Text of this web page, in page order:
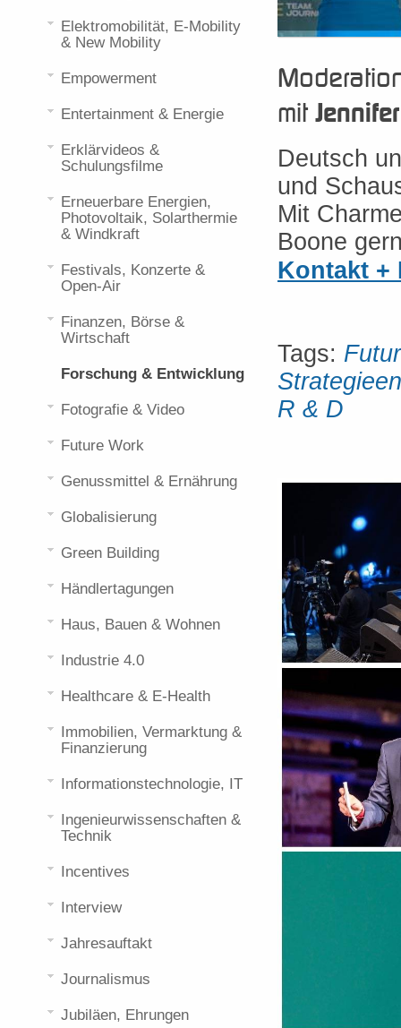
mit
Deutsch
und
Mit
Boone
Kontakt +
Tags:
R & D
Elektromobilität, E-Mobility
& New Mobility
Empowerment
Entertainment & Energie
Erklärvideos &
Schulungsfilme
Erneuerbare Energien,
Photovoltaik, Solarthermie
& Windkraft
Festivals, Konzerte &
Open-Air
Finanzen, Börse &
Wirtschaft
Forschung & Entwicklung
Fotografie & Video
Future Work
Genussmittel & Ernährung
Globalisierung
Green Building
Händlertagungen
Haus, Bauen & Wohnen
Industrie 4.0
Healthcare & E-Health
Immobilien, Vermarktung &
Finanzierung
Informationstechnologie, IT
Ingenieurwissenschaften &
Technik
Incentives
Interview
Jahresauftakt
Journalismus
Jubiläen, Ehrungen